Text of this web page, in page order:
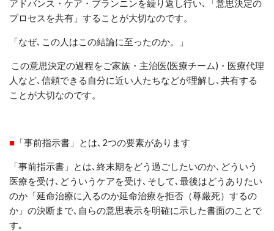
アドバンス・ケア・プランニンを繰り返し行い､
「意思決定の
プロセスを共有」することが大切なのです。
「なぜ､ この人はこの結論に至ったのか。」
この意思決定の過程をご家族・主治医(医療チーム)・医療代理
人など､ 信頼できる自分に近い人たちなどが理解し､共有する
ことが大切なのです。
■ 「事前指示書」とは､2つの要素があります
「事前指示書」とは､ 終末期をどう過ごしたいのか､どういう
医療を受け､ どういうケアを受け､そして､最後はどうありたい
のか「延命治療に入るのか延命治療を拒否（尊厳死）するの
か」の決断まで､自らの意思表示を明確に示した書面のことで
す｡